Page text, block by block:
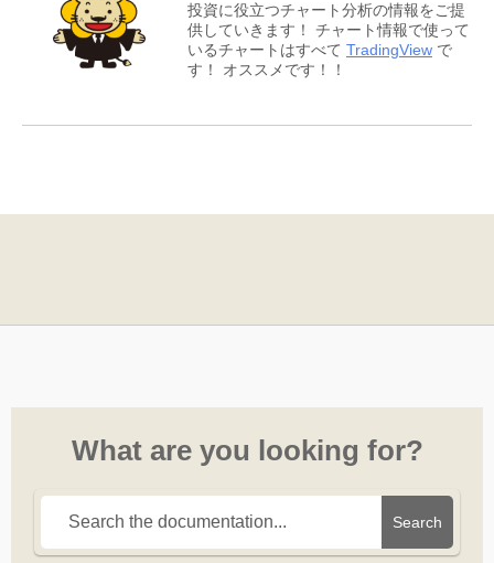
投資に役立つチャート分析の情報をご提
供していきます！ チャート情報で使って
いるチャートはすべて TradingView で
す！ オススメです！！
What are you looking for?
Search